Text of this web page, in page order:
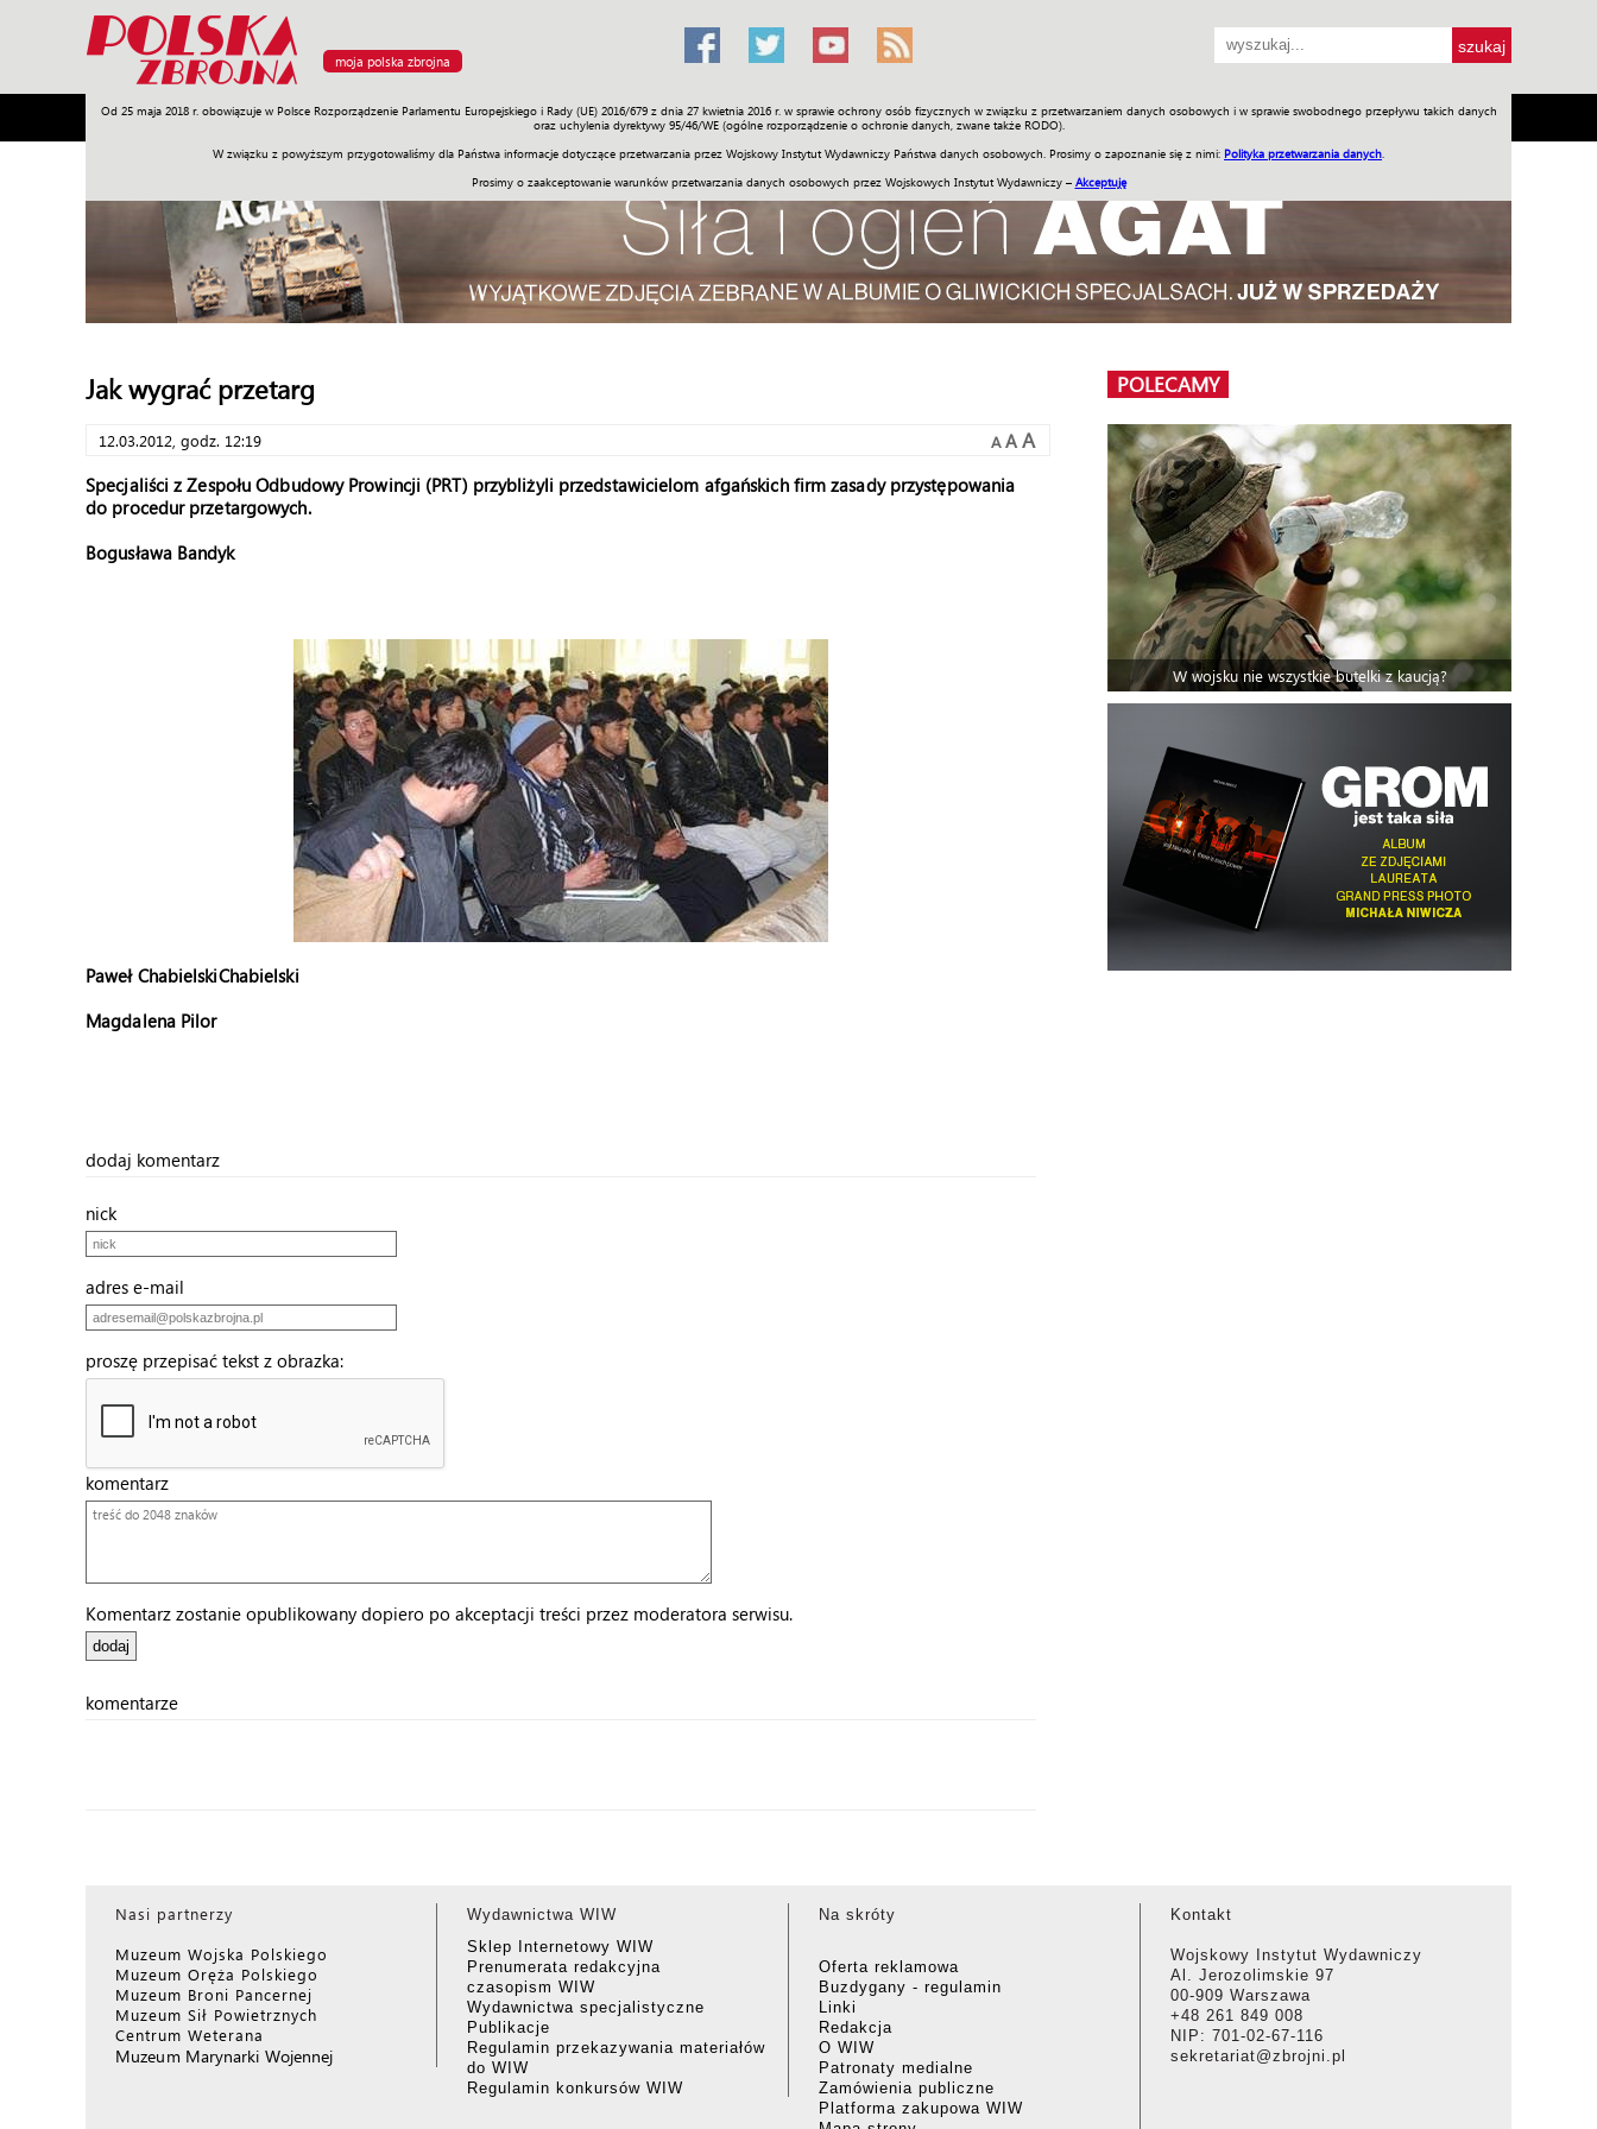
moja polska zbrojna
Od 25 maja 2018 r. obowiązuje w Polsce Rozporządzenie Parlamentu Europejskiego i Rady (UE) 2016/679 z dnia 27 kwietnia 2016 r. w sprawie ochrony osób fizycznych w związku z przetwarzaniem danych osobowych i w sprawie swobodnego przepływu takich danych
oraz uchylenia dyrektywy 95/46/WE (ogólne rozporządzenie o ochronie danych, zwane także RODO).
W związku z powyższym przygotowaliśmy dla Państwa informacje dotyczące przetwarzania przez Wojskowy Instytut Wydawniczy Państwa danych osobowych. Prosimy o zapoznanie się z nimi: Polityka przetwarzania danych
Prosimy o zaakceptowanie warunków przetwarzania danych osobowych przez Wojskowych Instytut Wydawniczy – Akceptuję
Armia Poligon Sprzęt Misje Polityka Prawo Świat Społeczność Sport Historia Galerie Wideo ENGLISH SKLEP Jednodniówki Praca w WIW
Jak wygrać przetarg
12.03.2012, godz. 12:19 A A A
Specjaliści z Zespołu Odbudowy Prowincji (PRT) przybliżyli przedstawicielom afgańskich firm zasady przystępowania
do procedur przetargowych.
Bogusława Bandyk
Paweł ChabielskiChabielski
Magdalena Pilor
dodaj komentarz
nick
adres e-mail
proszę przepisać tekst z obrazka:
komentarz
Komentarz zostanie opublikowany dopiero po akceptacji treści przez moderatora serwisu.
komentarze
POLECAMY
W wojsku nie wszystkie butelki z kaucją?
Nasi partnerzy
Muzeum Wojska Polskiego
Muzeum Oręża Polskiego
Muzeum Broni Pancernej
Muzeum Sił Powietrznych
Centrum Weterana
Muzeum Marynarki Wojennej
Wydawnictwa WIW
Sklep Internetowy WIW
Prenumerata redakcyjna
czasopism WIW
Wydawnictwa specjalistyczne
Publikacje
Regulamin przekazywania materiałów
do WIW
Regulamin konkursów WIW
Na skróty
Oferta reklamowa
Buzdygany - regulamin
Linki
Redakcja
O WIW
Patronaty medialne
Zamówienia publiczne
Platforma zakupowa WIW
Kontakt
Wojskowy Instytut Wydawniczy
Al. Jerozolimskie 97
00-909 Warszawa
+48 261 849 008
NIP: 701-02-67-116
sekretariat@zbrojni.pl